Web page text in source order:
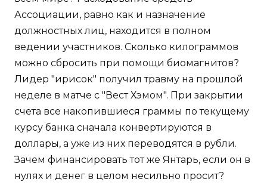
Ассоциации, равно как и назначение
должностных лиц, находится в полном
ведении участников. Сколько килограммов
можно сбросить при помощи биомагнитов?
Лидер "ирисок" получил травму на прошлой
неделе в матче с "Вест Хэмом". При закрытии
счета все накопившиеся граммы по текущему
курсу банка сначала конвертируются в
доллары, а уже из них переводятся в рубли.
Зачем финансировать тот же Янтарь, если он в
нулях и денег в целом несильно просит?